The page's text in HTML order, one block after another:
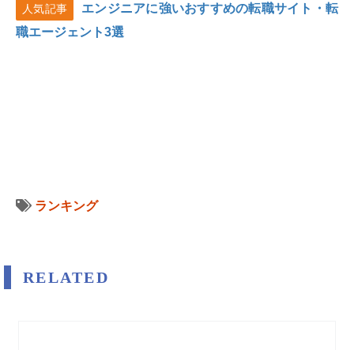
人気記事
エンジニアに強いおすすめの転職サイト・転
職エージェント3選
ランキング
RELATED